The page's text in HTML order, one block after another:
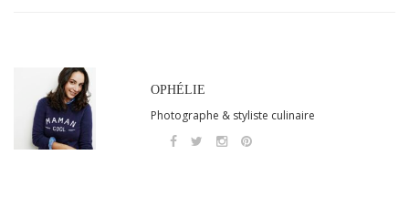
OPHÉLIE
Photographe & styliste culinaire